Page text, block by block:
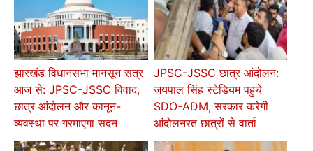
झारखंड विधानसभा मानसून सत्र
आज से: JPSC-JSSC विवाद,
छात्र आंदोलन और कानून-
व्यवस्था पर गरमाएगा सदन
JPSC-JSSC छात्र आंदोलन:
जयपाल सिंह स्टेडियम पहुंचे
SDO-ADM, सरकार करेगी
आंदोलनरत छात्रों से वार्ता